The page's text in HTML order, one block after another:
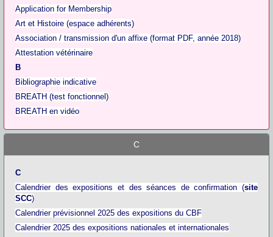
Application for Membership
Art et Histoire (espace adhérents)
Association / transmission d'un affixe (format PDF, année 2018)
Attestation vétérinaire
B
Bibliographie indicative
BREATH (test fonctionnel)
BREATH en vidéo
C
C
Calendrier des expositions et des séances de confirmation (site
SCC)
Calendrier prévisionnel 2025 des expositions du CBF
Calendrier 2025 des expositions nationales et internationales